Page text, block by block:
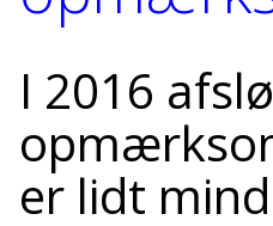
I 2016
er lidt